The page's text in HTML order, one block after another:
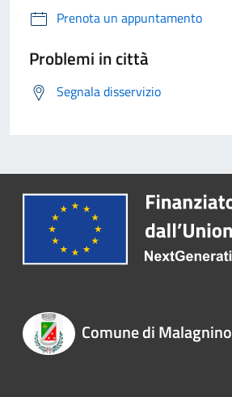
Prenota un appuntamento
Problemi in città
Segnala disservizio
Comune di Malagnino